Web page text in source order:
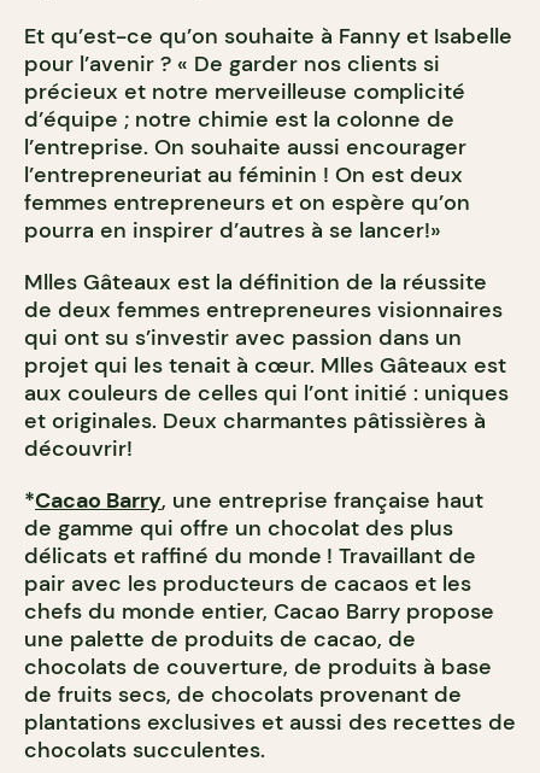
Et qu’est-ce qu’on souhaite à Fanny et Isabelle
pour l’avenir ? « De garder nos clients si
précieux et notre merveilleuse complicité
d’équipe ; notre chimie est la colonne de
l’entreprise. On souhaite aussi encourager
l’entrepreneuriat au féminin ! On est deux
femmes entrepreneurs et on espère qu’on
pourra en inspirer d’autres à se lancer!»
Mlles Gâteaux est la définition de la réussite
de deux femmes entrepreneures visionnaires
qui ont su s’investir avec passion dans un
projet qui les tenait à cœur. Mlles Gâteaux est
aux couleurs de celles qui l’ont initié : uniques
et originales. Deux charmantes pâtissières à
découvrir!
*Cacao Barry, une entreprise française haut
de gamme qui offre un chocolat des plus
délicats et raffiné du monde ! Travaillant de
pair avec les producteurs de cacaos et les
chefs du monde entier, Cacao Barry propose
une palette de produits de cacao, de
chocolats de couverture, de produits à base
de fruits secs, de chocolats provenant de
plantations exclusives et aussi des recettes de
chocolats succulentes.